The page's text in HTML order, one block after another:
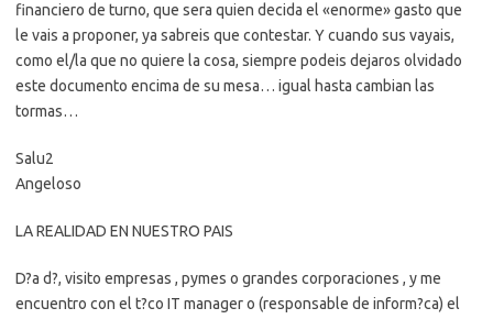
financiero de turno, que sera quien decida el «enorme» gasto que
le vais a proponer, ya sabreis que contestar. Y cuando sus vayais,
como el/la que no quiere la cosa, siempre podeis dejaros olvidado
este documento encima de su mesa… igual hasta cambian las
tormas…
Salu2
Angeloso
LA REALIDAD EN NUESTRO PAIS
D?a d?, visito empresas , pymes o grandes corporaciones , y me
encuentro con el t?co IT manager o (responsable de inform?ca) el